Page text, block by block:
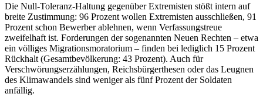
Die Null-Toleranz-Haltung gegenüber Extremisten stößt intern auf
breite Zustimmung: 96 Prozent wollen Extremisten ausschließen, 91
Prozent schon Bewerber ablehnen, wenn Verfassungstreue
zweifelhaft ist. Forderungen der sogenannten Neuen Rechten – etwa
ein völliges Migrationsmoratorium – finden bei lediglich 15 Prozent
Rückhalt (Gesamtbevölkerung: 43 Prozent). Auch für
Verschwörungserzählungen, Reichsbürgerthesen oder das Leugnen
des Klimawandels sind weniger als fünf Prozent der Soldaten
anfällig.